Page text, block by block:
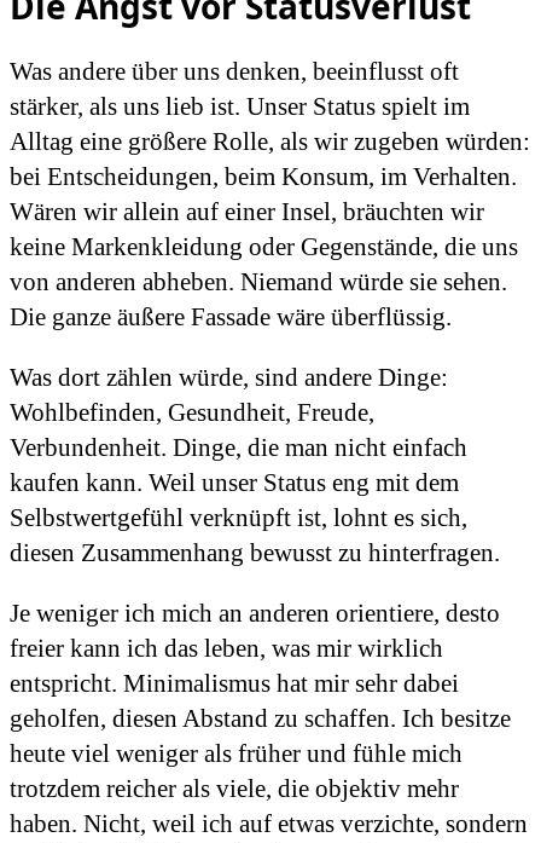
Was andere über uns denken, beeinflusst oft
stärker, als uns lieb ist. Unser Status spielt im
Alltag eine größere Rolle, als wir zugeben würden:
bei Entscheidungen, beim Konsum, im Verhalten.
Wären wir allein auf einer Insel, bräuchten wir
keine Markenkleidung oder Gegenstände, die uns
von anderen abheben. Niemand würde sie sehen.
Die ganze äußere Fassade wäre überflüssig.
Was dort zählen würde, sind andere Dinge:
Wohlbefinden, Gesundheit, Freude,
Verbundenheit. Dinge, die man nicht einfach
kaufen kann. Weil unser Status eng mit dem
Selbstwertgefühl verknüpft ist, lohnt es sich,
diesen Zusammenhang bewusst zu hinterfragen.
Je weniger ich mich an anderen orientiere, desto
freier kann ich das leben, was mir wirklich
entspricht. Minimalismus hat mir sehr dabei
geholfen, diesen Abstand zu schaffen. Ich besitze
heute viel weniger als früher und fühle mich
trotzdem reicher als viele, die objektiv mehr
haben. Nicht, weil ich auf etwas verzichte, sondern